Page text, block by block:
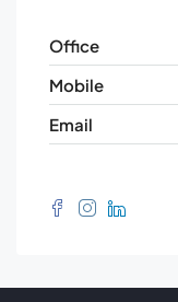
Office
Mobile
Email